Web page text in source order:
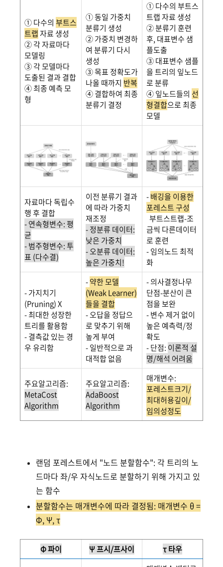
① 다수의 부트스
트랩 자료 생성
② 각 자료마다
모델링
③ 각 모델마다
도출된 결과 결합
④ 최종 예측 모
형
① 동일 가중치
분류기 생성
② 가중치 변경하
여 분류기 다시
생성
③ 목표 정확도가
나올 때까지 반복
④ 결합하여 최종
분류기 결정
① 다수의 부트스
트랩 자료 생성
② 분류기 훈련
후, 대표변수 샘
플도출
③ 대표변수 샘플
을 트리의 잎노드
로 분류
④ 잎노드들의 선
형결합으로 최종
모델
자료마다 독립수
행 후 결합
- 연속형변수: 평
균
- 범주형변수: 투
표 (다수결)
이전 분류기 결과
에 따라 가중치
재조정
- 정분류 데이터:
낮은 가중치
- 오분류 데이터:
높은 가중치!
-배깅을 이용한
포레스트 구성
부트스트랩-조
금씩 다른데이터
로 훈련
- 임의노드 최적
화
- 가지치기
(Pruning) X
- 최대한 성장한
트리를 활용함
- 결측값 있는 경
우 유리함
-약한 모델
(Weak Learner)
들을 결합
- 오답을 정답으
로 맞추기 위해
높게 부여
- 일반적으로 과
대적합 없음
- 의사결정나무
단점-분산이 큰
점을 보완
- 변수 제거 없이
높은 예측력/정
확도
- 단점: 이론적 설
명/해석 어려움
주요알고리즘:
MetaCost
Algorithm
주요알고리즘:
AdaBoost
Algorithm
매개변수:
포레스트크기/
최대허용깊이/
임의성정도
랜덤 포레스트에서 "노드 분할함수": 각 트리의 노
드마다 좌/우 자식노드로 분할하기 위해 가지고 있
는 함수
분할함수는 매개변수에 따라 결정됨: 매개변수 θ =
Φ, Ψ, τ
Φ 파이 Ψ 프시/프사이
τ 타우